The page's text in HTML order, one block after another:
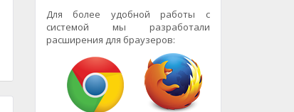
Для более удобной работы с
системой мы разработали
расширения для браузеров: